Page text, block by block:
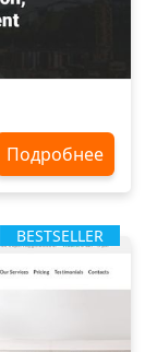
Подробнее
BESTSELLER